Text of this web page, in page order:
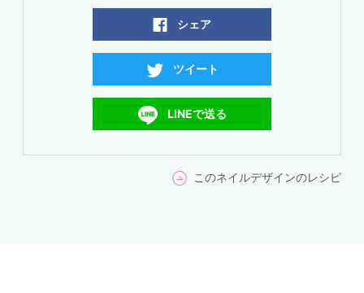
シェア
ツイート
LINEで送る
このネイルデザインのレシピ